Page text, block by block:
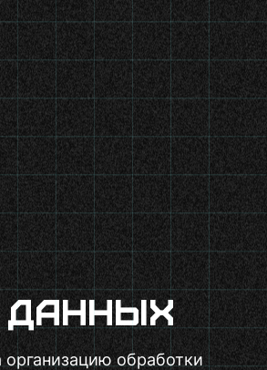
организацию обработки